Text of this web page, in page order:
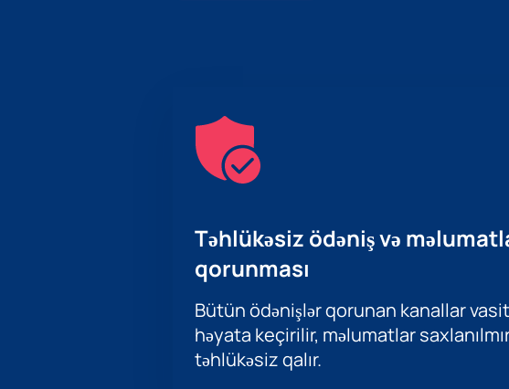
Təhlükəsiz ödəniş və
qorunması
Bütün ödənişlər qorunan kanallar
həyata keçirilir, məlumatlar
təhlükəsiz qalır.